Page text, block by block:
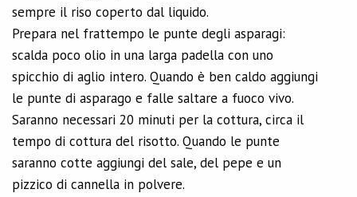
sempre il riso coperto dal liquido.
Prepara nel frattempo le punte degli asparagi:
scalda poco olio in una larga padella con uno
spicchio di aglio intero. Quando è ben caldo aggiungi
le punte di asparago e falle saltare a fuoco vivo.
Saranno necessari 20 minuti per la cottura, circa il
tempo di cottura del risotto. Quando le punte
saranno cotte aggiungi del sale, del pepe e un
pizzico di cannella in polvere.